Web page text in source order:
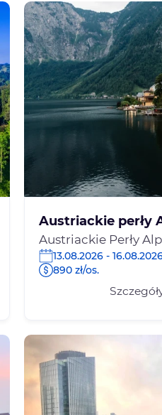
Austriackie perły
Austriackie Perły Alp
13.08.2026 -
890 zł/os.